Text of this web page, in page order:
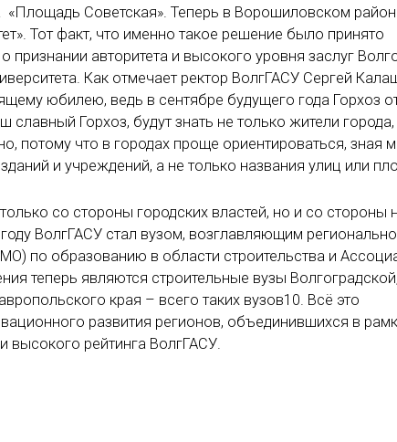
«Площадь Советская». Теперь в Ворошиловском
Тот факт, что именно такое решение было принято
авторитета и высокого уровня заслуг
Как отмечает ректор ВолгГАСУ Сергей
юбилею, ведь в сентябре будущего года Горхоз
славный Горхоз, будут знать не только жители
потому что в городах проще ориентироваться, зная
и учреждений, а не только названия улиц или
со стороны городских властей, но и со стороны
ВолгГАСУ стал вузом, возглавляющим
по образованию в области строительства и
теперь являются строительные вузы Волгоградской,
края – всего таких вузов10. Всё это
развития регионов, объединившихся в
высокого рейтинга ВолгГАСУ.